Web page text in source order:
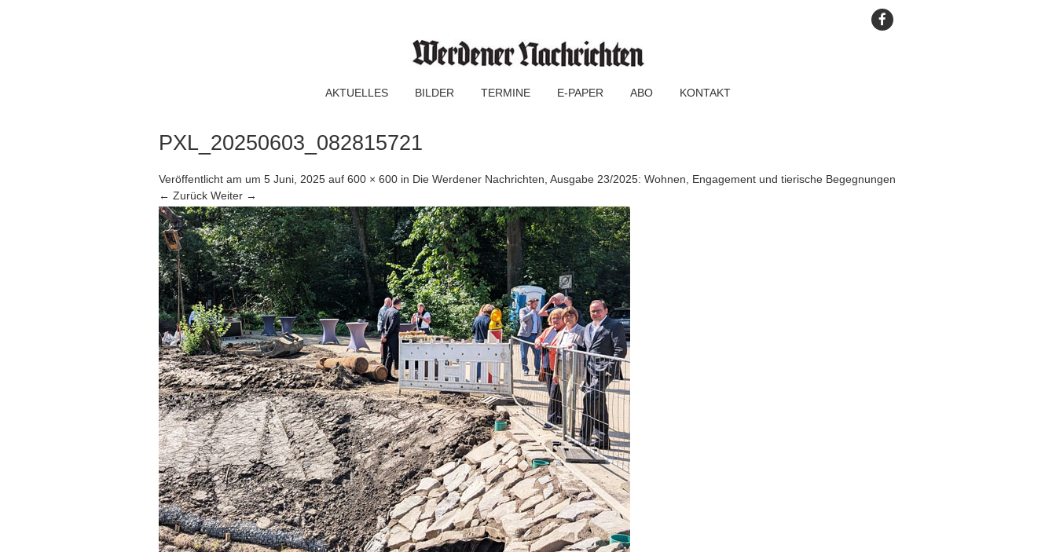
AKTUELLES BILDER TERMINE E-PAPER ABO KONTAKT
PXL_20250603_082815721
Veröffentlicht am um 5 Juni, 2025 auf 600 × 600 in Die Werdener Nachrichten, Ausgabe 23/2025: Wohnen, Engagement und tierische Begegnungen
← Zurück Weiter →